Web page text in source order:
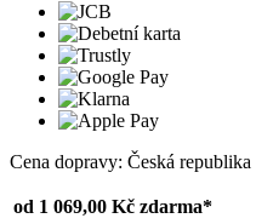
Cena dopravy: Česká republika
od 1 069,00 Kč zdarma*